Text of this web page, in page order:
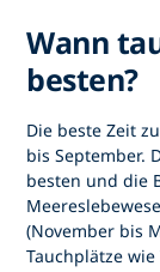
Wann
besten?
Die beste Zeit
bis September.
besten und die
(November bis
Tauchplätze